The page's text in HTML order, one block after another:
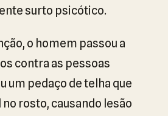
surto psicótico.
o homem passou a
contra as pessoas
um pedaço de telha que
rosto, causando lesão